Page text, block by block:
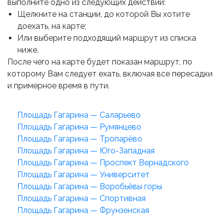
выполните одно из следующих действий:
Щелкните на станции, до которой Вы хотите
доехать, на карте;
Или выберите подходящий маршрут из списка
ниже.
После чего на карте будет показан маршрут, по
которому Вам следует ехать, включая все пересадки
и примерное время в пути.
Площадь Гагарина — Саларьево
Площадь Гагарина — Румянцево
Площадь Гагарина — Тропарёво
Площадь Гагарина — Юго-Западная
Площадь Гагарина — Проспект Вернадского
Площадь Гагарина — Университет
Площадь Гагарина — Воробьёвы горы
Площадь Гагарина — Спортивная
Площадь Гагарина — Фрунзенская